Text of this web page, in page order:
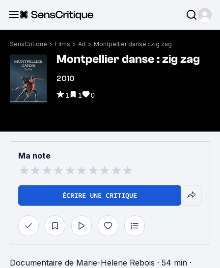
SensCritique > Films > Art > Montpellier danse : zig zag
Montpellier danse : zig zag
2010
1 1 0
Ma note
ÉCRIRE UNE CRITIQUE
Documentaire de Marie-Helene Rebois · 54 min ·